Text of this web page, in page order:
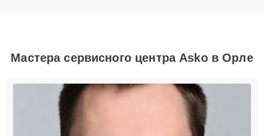
Мастера сервисного центра Asko в Орле